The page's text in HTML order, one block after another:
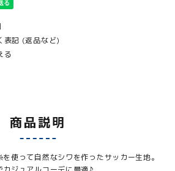
表記 (返品など)
る
商品説明
使って自然なシワを作ったサッカー生地。